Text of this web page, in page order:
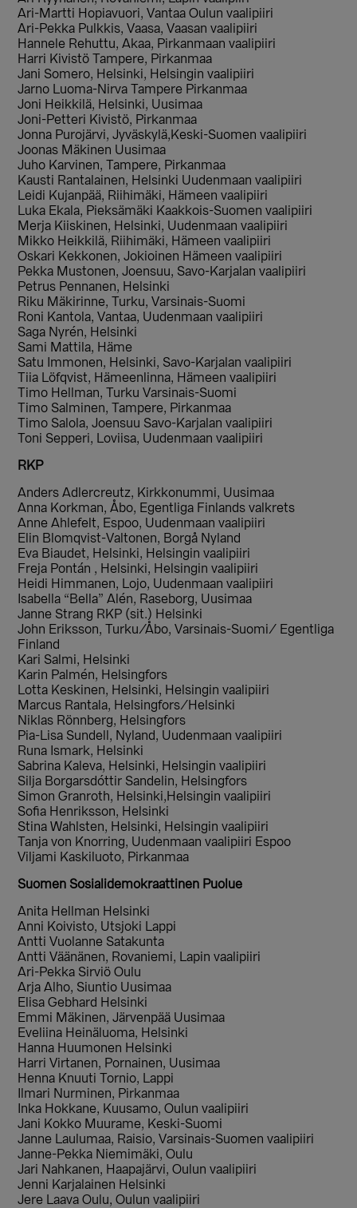
Ari-Martti Hopiavuori, Vantaa Oulun vaalipiiri
Ari-Pekka Pulkkis, Vaasa, Vaasan vaalipiiri
Hannele Rehuttu, Akaa, Pirkanmaan vaalipiiri
Harri Kivistö Tampere, Pirkanmaa
Jani Somero, Helsinki, Helsingin vaalipiiri
Jarno Luoma-Nirva Tampere Pirkanmaa
Joni Heikkilä, Helsinki, Uusimaa
Joni-Petteri Kivistö, Pirkanmaa
Jonna Purojärvi, Jyväskylä,Keski-Suomen vaalipiiri
Joonas Mäkinen Uusimaa
Juho Karvinen, Tampere, Pirkanmaa
Kausti Rantalainen, Helsinki Uudenmaan vaalipiiri
Leidi Kujanpää, Riihimäki, Hämeen vaalipiiri
Luka Ekala, Pieksämäki Kaakkois-Suomen vaalipiiri
Merja Kiiskinen, Helsinki, Uudenmaan vaalipiiri
Mikko Heikkilä, Riihimäki, Hämeen vaalipiiri
Oskari Kekkonen, Jokioinen Hämeen vaalipiiri
Pekka Mustonen, Joensuu, Savo-Karjalan vaalipiiri
Petrus Pennanen, Helsinki
Riku Mäkirinne, Turku, Varsinais-Suomi
Roni Kantola, Vantaa, Uudenmaan vaalipiiri
Saga Nyrén, Helsinki
Sami Mattila, Häme
Satu Immonen, Helsinki, Savo-Karjalan vaalipiiri
Tiia Löfqvist, Hämeenlinna, Hämeen vaalipiiri
Timo Hellman, Turku Varsinais-Suomi
Timo Salminen, Tampere, Pirkanmaa
Timo Salola, Joensuu Savo-Karjalan vaalipiiri
Toni Sepperi, Loviisa, Uudenmaan vaalipiiri
RKP
Anders Adlercreutz, Kirkkonummi, Uusimaa
Anna Korkman, Åbo, Egentliga Finlands valkrets
Anne Ahlefelt, Espoo, Uudenmaan vaalipiiri
Elin Blomqvist-Valtonen, Borgå Nyland
Eva Biaudet, Helsinki, Helsingin vaalipiiri
Freja Pontán , Helsinki, Helsingin vaalipiiri
Heidi Himmanen, Lojo, Uudenmaan vaalipiiri
Isabella “Bella” Alén, Raseborg, Uusimaa
Janne Strang RKP (sit.) Helsinki
John Eriksson, Turku/Åbo, Varsinais-Suomi/ Egentliga
Finland
Kari Salmi, Helsinki
Karin Palmén, Helsingfors
Lotta Keskinen, Helsinki, Helsingin vaalipiiri
Marcus Rantala, Helsingfors/Helsinki
Niklas Rönnberg, Helsingfors
Pia-Lisa Sundell, Nyland, Uudenmaan vaalipiiri
Runa Ismark, Helsinki
Sabrina Kaleva, Helsinki, Helsingin vaalipiiri
Silja Borgarsdóttir Sandelin, Helsingfors
Simon Granroth, Helsinki,Helsingin vaalipiiri
Sofia Henriksson, Helsinki
Stina Wahlsten, Helsinki, Helsingin vaalipiiri
Tanja von Knorring, Uudenmaan vaalipiiri Espoo
Viljami Kaskiluoto, Pirkanmaa
Suomen Sosialidemokraattinen Puolue
Anita Hellman Helsinki
Anni Koivisto, Utsjoki Lappi
Antti Vuolanne Satakunta
Antti Väänänen, Rovaniemi, Lapin vaalipiiri
Ari-Pekka Sirviö Oulu
Arja Alho, Siuntio Uusimaa
Elisa Gebhard Helsinki
Emmi Mäkinen, Järvenpää Uusimaa
Eveliina Heinäluoma, Helsinki
Hanna Huumonen Helsinki
Harri Virtanen, Pornainen, Uusimaa
Henna Knuuti Tornio, Lappi
Ilmari Nurminen, Pirkanmaa
Inka Hokkane, Kuusamo, Oulun vaalipiiri
Jani Kokko Muurame, Keski-Suomi
Janne Laulumaa, Raisio, Varsinais-Suomen vaalipiiri
Janne-Pekka Niemimäki, Oulu
Jari Nahkanen, Haapajärvi, Oulun vaalipiiri
Jenni Karjalainen Helsinki
Jere Laava Oulu, Oulun vaalipiiri